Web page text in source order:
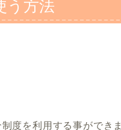
う方法
度を利用する事ができま